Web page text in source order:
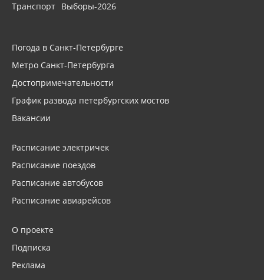
Транспорт Выборы-2026
Погода в Санкт-Петербурге
Метро Санкт-Петербурга
Достопримечательности
График развода петербургских мостов
Вакансии
Расписание электричек
Расписание поездов
Расписание автобусов
Расписание авиарейсов
О проекте
Подписка
Реклама